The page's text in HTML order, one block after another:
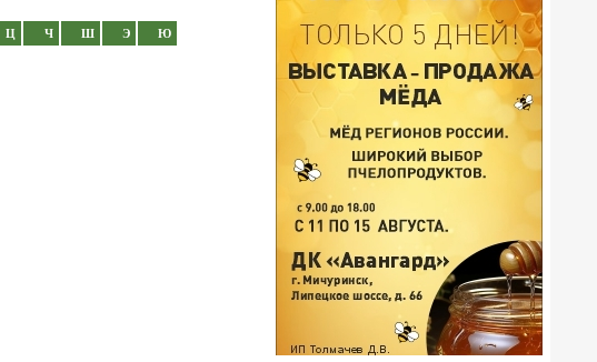
Ц Ч Ш Э Ю